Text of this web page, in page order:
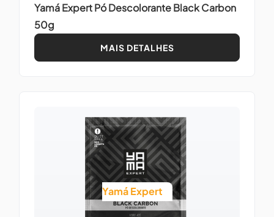
Yamá Expert Pó Descolorante Black Carbon
50g
MAIS DETALHES
Yamá Expert